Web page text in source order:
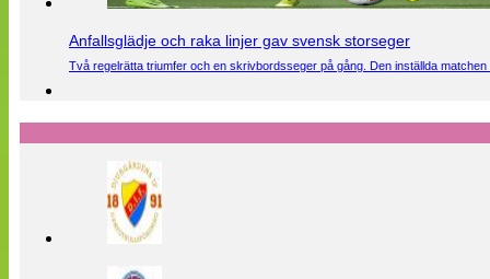
Anfallsglädje och raka linjer gav svensk storseger
Två regelrätta triumfer och en skrivbordsseger på gång. Den inställda